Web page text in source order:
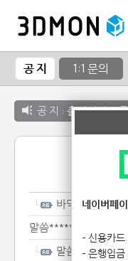
공 지 1:1 문의
공 지 : 출력서비스
바닥
말씀
말씀
네이버페이
- 신용카
- 은행입금